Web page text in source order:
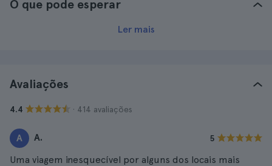
O que pode esperar
Ler mais
Avaliações
4.4 · 414 avaliações
A A. 5
Uma viagem inesquecível por alguns dos locais mais